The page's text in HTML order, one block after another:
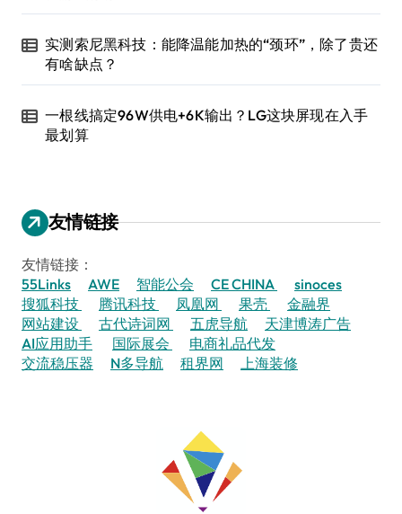
实测索尼黑科技：能降温能加热的“颈环”，除了贵还
有啥缺点？
一根线搞定96W供电+6K输出？LG这块屏现在入手
最划算
友情链接
友情链接：
55Links
AWE 智能公会 CE CHINA
sinoces
搜狐科技
腾讯科技 凤凰网 果壳
金融界
网站建设
古代诗词网 五虎导航
天津博涛广告
AI应用助手
国际展会
电商礼品代发
交流稳压器
N多导航 租界网 上海装修